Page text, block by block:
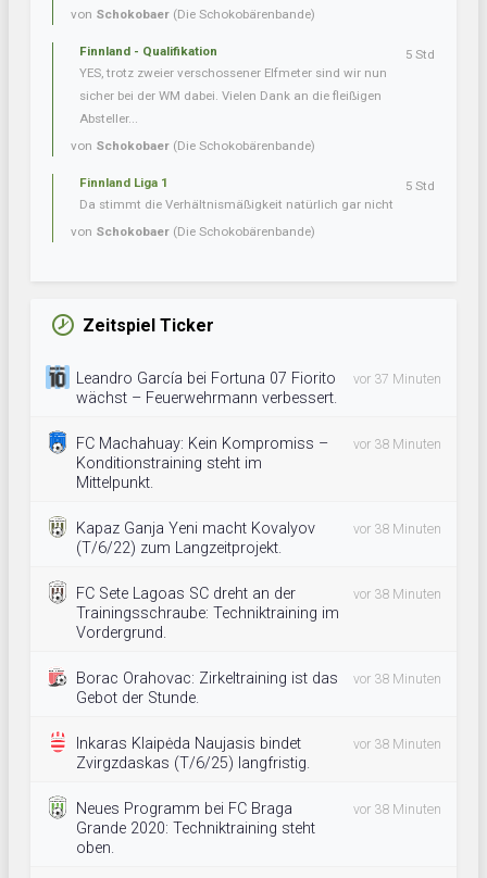
von Schokobaer (Die Schokobärenbande)
Finnland - Qualifikation
YES, trotz zweier verschossener Elfmeter sind wir nun
sicher bei der WM dabei. Vielen Dank an die fleißigen
Absteller...
von Schokobaer (Die Schokobärenbande)
5 Std
Finnland Liga 1
Da stimmt die Verhältnismäßigkeit natürlich gar nicht
von Schokobaer (Die Schokobärenbande)
5 Std
Zeitspiel Ticker
Leandro García bei Fortuna 07 Fiorito
wächst – Feuerwehrmann verbessert.
vor 37 Minuten
FC Machahuay: Kein Kompromiss –
Konditionstraining steht im
Mittelpunkt.
vor 38 Minuten
Kapaz Ganja Yeni macht Kovalyov
(T/6/22) zum Langzeitprojekt.
vor 38 Minuten
FC Sete Lagoas SC dreht an der
Trainingsschraube: Techniktraining im
Vordergrund.
vor 38 Minuten
Borac Orahovac: Zirkeltraining ist das
Gebot der Stunde.
vor 38 Minuten
Inkaras Klaipėda Naujasis bindet
Zvirgzdaskas (T/6/25) langfristig.
vor 38 Minuten
Neues Programm bei FC Braga
Grande 2020: Techniktraining steht
oben.
vor 38 Minuten